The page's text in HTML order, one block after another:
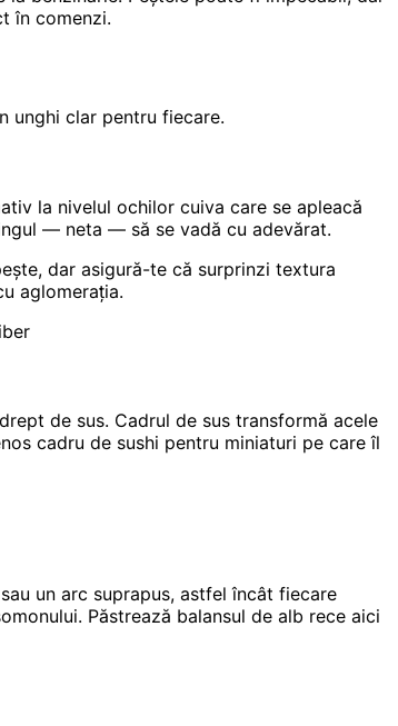
în comenzi.
unghi clar pentru fiecare.
la nivelul ochilor cuiva care se apleacă
— neta — să se vadă cu adevărat.
dar asigură-te că surprinzi textura
aglomerația.
de sus. Cadrul de sus transformă acele
cadru de sushi pentru miniaturi pe care îl
un arc suprapus, astfel încât fiecare
Păstrează balansul de alb rece aici